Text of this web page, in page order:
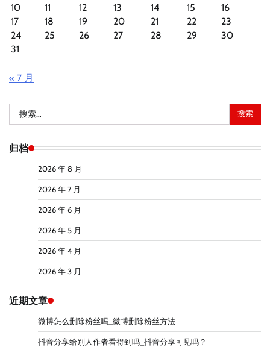
10
11 12 13 14 15
16
17
18 19 20 21 22
23
24
25 26 27 28 29
30
31
« 7 月
索：
归档
2026 年 8 月
2026 年 7 月
2026 年 6 月
2026 年 5 月
2026 年 4 月
2026 年 3 月
近期文章
微博怎么删除粉丝吗_微博删除粉丝方法
抖音分享给别人作者看得到吗_抖音分享可见吗？